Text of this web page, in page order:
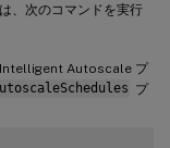
、次のコマンドを実行
Intelligent Autoscale プ
プ